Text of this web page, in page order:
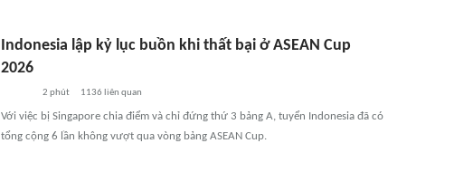
Indonesia lập kỷ lục buồn khi thất bại ở ASEAN Cup
2026
2 phút 1136 liên quan
Với việc bị Singapore chia điểm và chỉ đứng thứ 3 bảng A, tuyển Indonesia đã có
tổng cộng 6 lần không vượt qua vòng bảng ASEAN Cup.